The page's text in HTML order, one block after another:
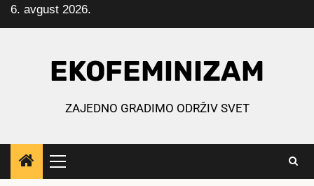
Skip
to
6. avgust 2026.
EKOFEMINIZAM
ZAJEDNO GRADIMO ODRŽIV SVET
Primary
Menu